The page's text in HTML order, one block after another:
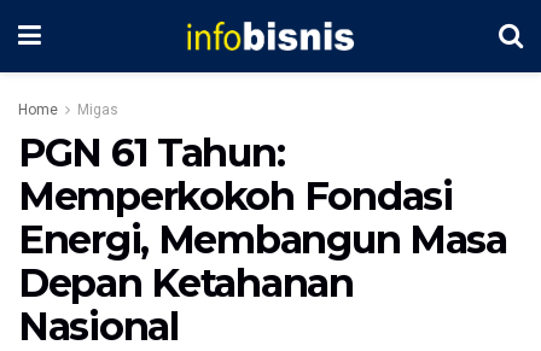
Home Migas
PGN 61 Tahun:
Memperkokoh Fondasi
Energi, Membangun Masa
Depan Ketahanan
Nasional